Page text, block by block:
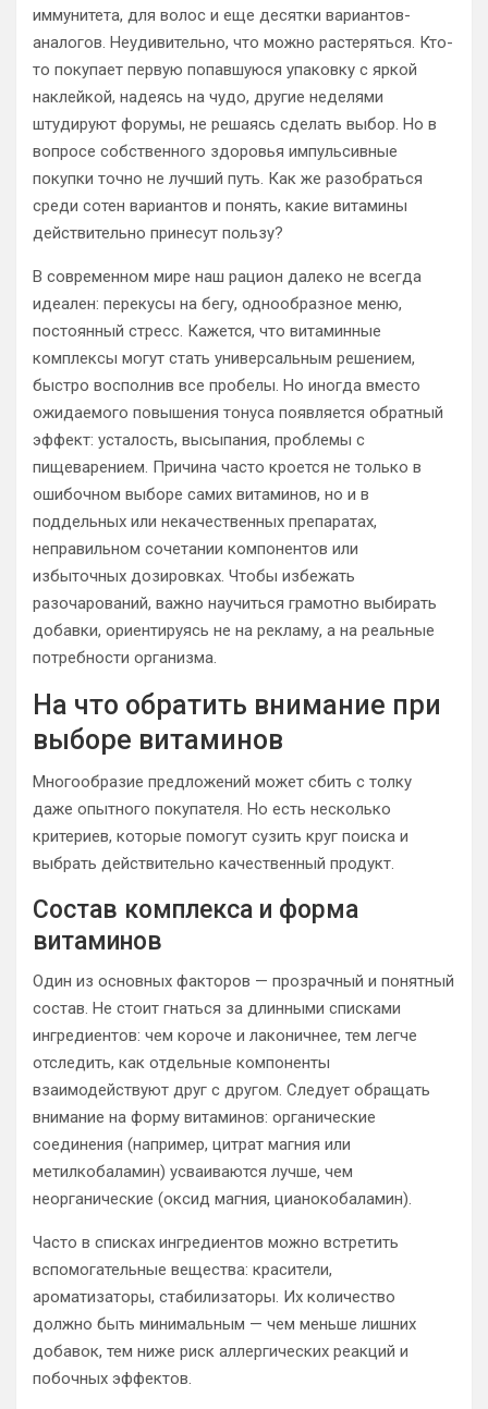
иммунитета, для волос и еще десятки вариантов-
аналогов. Неудивительно, что можно растеряться. Кто-
то покупает первую попавшуюся упаковку с яркой
наклейкой, надеясь на чудо, другие неделями
штудируют форумы, не решаясь сделать выбор. Но в
вопросе собственного здоровья импульсивные
покупки точно не лучший путь. Как же разобраться
среди сотен вариантов и понять, какие витамины
действительно принесут пользу?
В современном мире наш рацион далеко не всегда
идеален: перекусы на бегу, однообразное меню,
постоянный стресс. Кажется, что витаминные
комплексы могут стать универсальным решением,
быстро восполнив все пробелы. Но иногда вместо
ожидаемого повышения тонуса появляется обратный
эффект: усталость, высыпания, проблемы с
пищеварением. Причина часто кроется не только в
ошибочном выборе самих витаминов, но и в
поддельных или некачественных препаратах,
неправильном сочетании компонентов или
избыточных дозировках. Чтобы избежать
разочарований, важно научиться грамотно выбирать
добавки, ориентируясь не на рекламу, а на реальные
потребности организма.
На что обратить внимание при
выборе витаминов
Многообразие предложений может сбить с толку
даже опытного покупателя. Но есть несколько
критериев, которые помогут сузить круг поиска и
выбрать действительно качественный продукт.
Состав комплекса и форма
витаминов
Один из основных факторов — прозрачный и понятный
состав. Не стоит гнаться за длинными списками
ингредиентов: чем короче и лаконичнее, тем легче
отследить, как отдельные компоненты
взаимодействуют друг с другом. Следует обращать
внимание на форму витаминов: органические
соединения (например, цитрат магния или
метилкобаламин) усваиваются лучше, чем
неорганические (оксид магния, цианокобаламин).
Часто в списках ингредиентов можно встретить
вспомогательные вещества: красители,
ароматизаторы, стабилизаторы. Их количество
должно быть минимальным — чем меньше лишних
добавок, тем ниже риск аллергических реакций и
побочных эффектов.